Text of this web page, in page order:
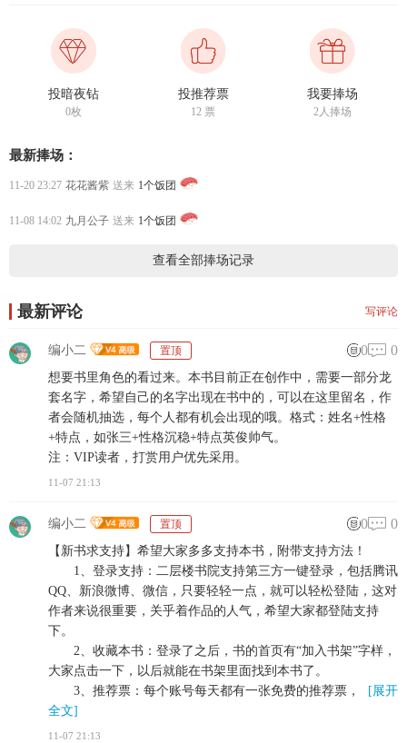
投暗夜钻
0枚
投推荐票
12 票
我要捧场
2人捧场
最新捧场：
11-20 23:27 花花酱紫 送来 1个饭团
11-08 14:02 九月公子 送来 1个饭团
查看全部捧场记录
最新评论 写评论
编小二 置顶 0 0
想要书里角色的看过来。本书目前正在创作中，需要一部分龙
套名字，希望自己的名字出现在书中的，可以在这里留名，作
者会随机抽选，每个人都有机会出现的哦。格式：姓名+性格
+特点，如张三+性格沉稳+特点英俊帅气。
注：VIP读者，打赏用户优先采用。
11-07 21:13
编小二 置顶 0 0
【新书求支持】希望大家多多支持本书，附带支持方法！
1、登录支持：二层楼书院支持第三方一键登录，包括腾讯
QQ、新浪微博、微信，只要轻轻一点，就可以轻松登陆，这对
作者来说很重要，关乎着作品的人气，希望大家都登陆支持
下。
2、收藏本书：登录了之后，书的首页有“加入书架”字样，
大家点击一下，以后就能在书架里面找到本书了。
3、推荐票：每个账号每天都有一张免费的推荐票，
[展开
全文]
11-07 21:13